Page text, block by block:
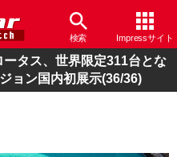
検索 Impressサイト
ータス、世界限定311台とな
ョン国内初展示(36/36)